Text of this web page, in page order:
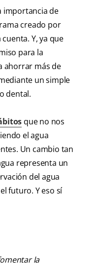
importancia de
creado por
Y, ya que
para la
ahorrar más de
un simple
dental.
que no nos
el agua
Un cambio tan
representa un
del agua
futuro. Y eso sí
la